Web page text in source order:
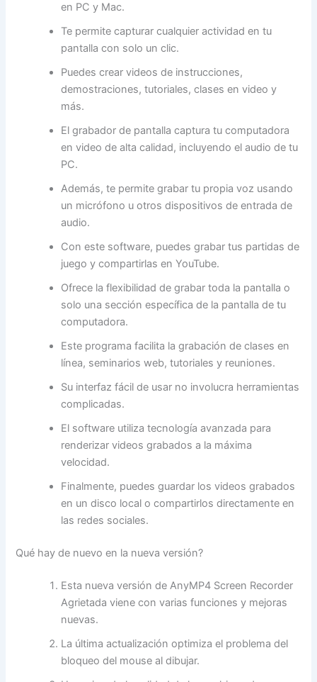
en PC y Mac.
Te permite capturar cualquier actividad en tu
pantalla con solo un clic.
Puedes crear videos de instrucciones,
demostraciones, tutoriales, clases en video y
más.
El grabador de pantalla captura tu computadora
en video de alta calidad, incluyendo el audio de tu
PC.
Además, te permite grabar tu propia voz usando
un micrófono u otros dispositivos de entrada de
audio.
Con este software, puedes grabar tus partidas de
juego y compartirlas en YouTube.
Ofrece la flexibilidad de grabar toda la pantalla o
solo una sección específica de la pantalla de tu
computadora.
Este programa facilita la grabación de clases en
línea, seminarios web, tutoriales y reuniones.
Su interfaz fácil de usar no involucra herramientas
complicadas.
El software utiliza tecnología avanzada para
renderizar videos grabados a la máxima
velocidad.
Finalmente, puedes guardar los videos grabados
en un disco local o compartirlos directamente en
las redes sociales.
Qué hay de nuevo en la nueva versión?
Esta nueva versión de AnyMP4 Screen Recorder
Agrietada viene con varias funciones y mejoras
nuevas.
La última actualización optimiza el problema del
bloqueo del mouse al dibujar.